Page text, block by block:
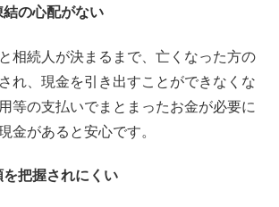
の心配がない
相続人が決まるまで、亡くなった方の
れ、現金を引き出すことができなくな
等の支払いでまとまったお金が必要に
金があると安心です。
把握されにくい